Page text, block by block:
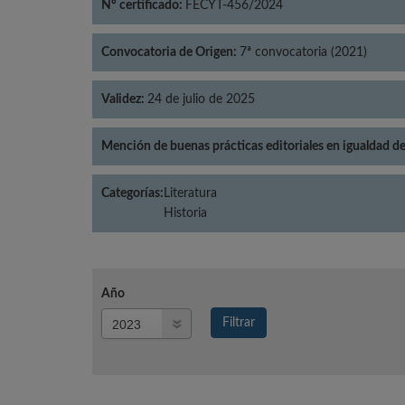
Nº certificado: FECYT-456/2024
Convocatoria de Origen: 7ª convocatoria (2021)
Validez: 24 de julio de 2025
Mención de buenas prácticas editoriales en igualdad
Categorías: Literatura
Historia
Año
Filtrar